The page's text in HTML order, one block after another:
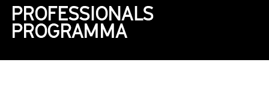
PROFESSIONALS
PROGRAMMA